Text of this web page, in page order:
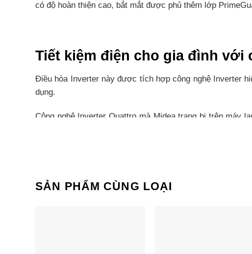
có độ hoàn thiện cao, bắt mắt được phủ thêm lớp
Tiết kiệm điện cho gia đình với
Điều hòa Inverter này được tích hợp công nghệ Inverter
dụng.
Công nghệ Inverter Quattro mà Midea trang bị trên máy
Máy lạnh Midea Inverter được trang bị thêm hệ thống
nhưng vẫn duy trì được hiệu quả làm lạnh tốt nhất.
SẢN PHẨM CÙNG LOẠI